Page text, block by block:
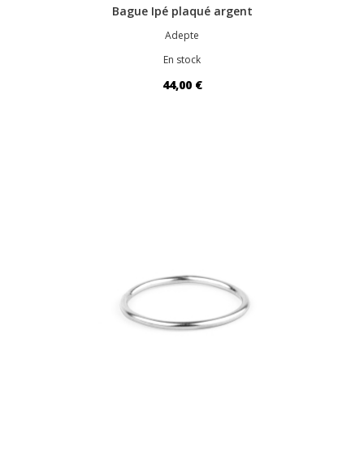
Bague Ipé plaqué argent
Adepte
En stock
44,00 €